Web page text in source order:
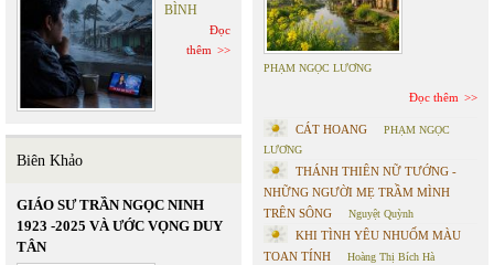
BÌNH
Đọc
thêm
Biên Khảo
GIÁO SƯ TRẦN NGỌC NINH
1923 -2025 VÀ ƯỚC VỌNG DUY
TÂN
PHẠM NGỌC LƯƠNG
Đọc thêm
CÁT HOANG
PHẠM NGỌC
LƯƠNG
THÁNH THIÊN NỮ TƯỚNG -
NHỮNG NGƯỜI MẸ TRẦM MÌNH
TRÊN SÔNG
Nguyệt Quỳnh
KHI TÌNH YÊU NHUỐM MÀU
TOAN TÍNH
Hoàng Thị Bích Hà